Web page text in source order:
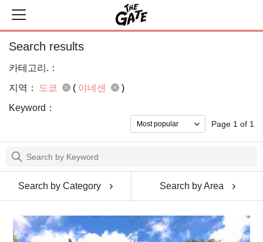
Search results
카테고리.：
지역：
도쿄 ( 야네센
)
Keyword：
Page 1 of 1
Search by Category Search by Area